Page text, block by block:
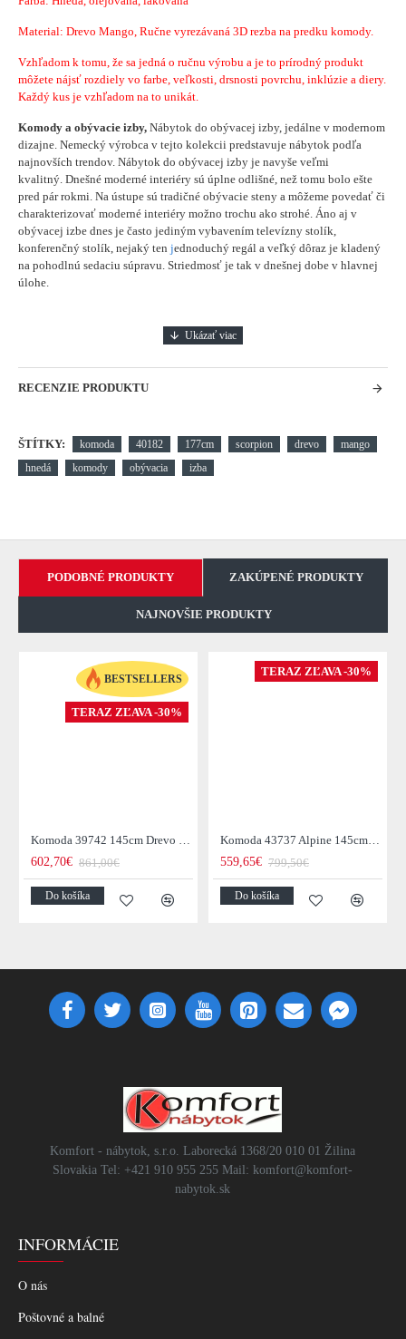
Material: Drevo Mango, Ručne vyrezávaná 3D rezba na predku komody.
Vzhľadom k tomu, že sa jedná o ručnu výrobu a je to prírodný produkt
môžete nájsť rozdiely vo farbe, veľkosti, drsnosti povrchu, inklúzie a diery.
Každý kus je vzhľadom na to unikát.
Komody a obývacie izby, Nábytok do obývacej izby, jedálne v modernom
dizajne. Nemecký výrobca v tejto kolekcii predstavuje nábytok podľa
najnovších trendov. Nábytok do obývacej izby je navyše veľmi
kvalitný. Dnešné moderné interiéry sú úplne odlišné, než tomu bolo ešte
pred pár rokmi. Na ústupe sú tradičné obývacie steny a môžeme povedať či
charakterizovať moderné interiéry možno trochu ako strohé. Áno aj v
obývacej izbe dnes je často jediným vybavením televízny stolík,
konferenčný stolík, nejaký ten jednoduchý regál a veľký dôraz je kladený
na pohodlnú sedaciu súpravu. Striedmosť je tak v dnešnej dobe v hlavnej
úlohe.
RECENZIE PRODUKTU
ŠTÍTKY: komoda 40182 177cm scorpion drevo
mango
hnedá
komody obývacia izba
PODOBNÉ PRODUKTY ZAKÚPENÉ PRODUKTY
NAJNOVŠIE PRODUKTY
BESTSELLERS
TERAZ ZĽAVA -30%
Komoda 39742 145cm Drevo Palisander Retro
602,70€ 861,00€
Do košíka
TERAZ ZĽAVA -30%
Komoda 43737 Alpine 145cm Drevo Acacia Honey
559,65€ 799,50€
Do košíka
Komfort - nábytok, s.r.o. Laborecká 1368/20 010 01 Žilina
Slovakia Tel: +421 910 955 255 Mail: komfort@komfort-
nabytok.sk
INFORMÁCIE
O nás
Poštovné a balné